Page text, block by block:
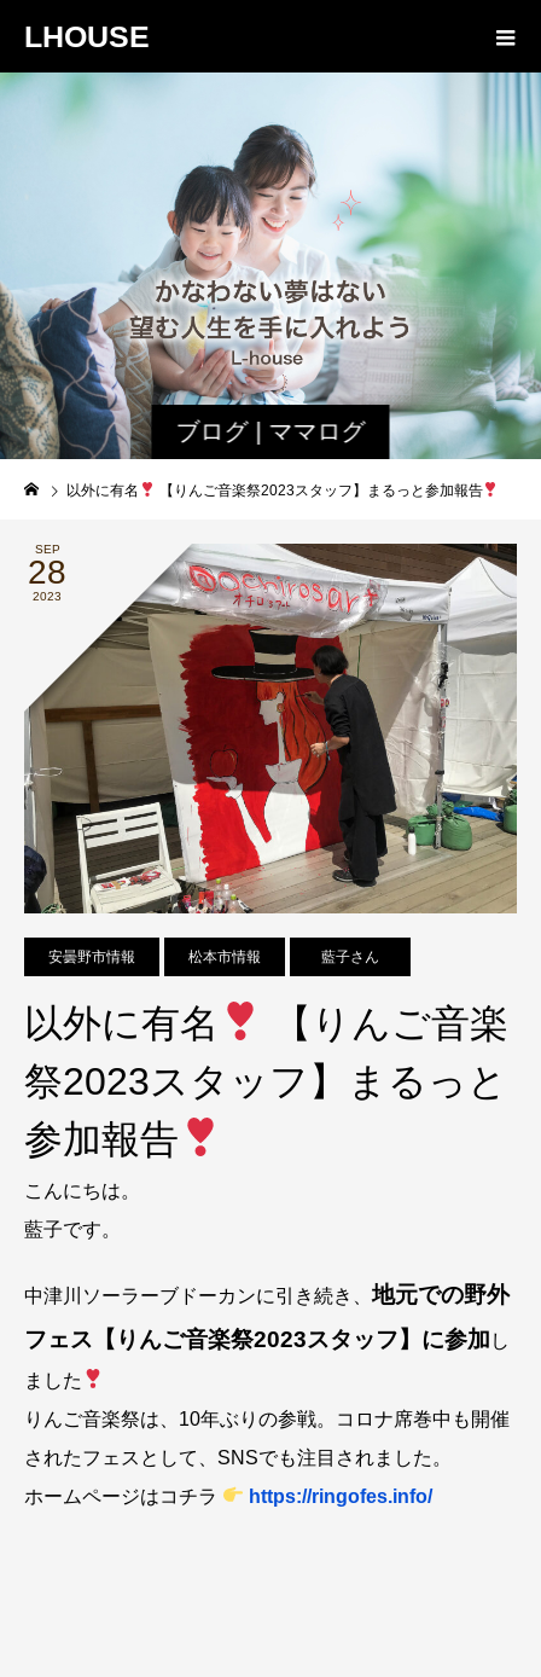
LHOUSE
ブログ | ママログ
以外に有名 【りんご音楽祭2023スタッフ】まるっと参加報告
SEP
28
2023
安曇野市情報 松本市情報 藍子さん
以外に有名
【りんご音楽
祭2023スタッフ】まるっと
参加報告
こんにちは。
藍子です。
中津川ソーラーブドーカンに引き続き、地元での野外
フェス【りんご音楽祭2023スタッフ】に参加 し
ました
りんご音楽祭は、10年ぶりの参戦。コロナ席巻中も開催
されたフェスとして、SNSでも注目されました。
ホームページはコチラ
https://ringofes.info/